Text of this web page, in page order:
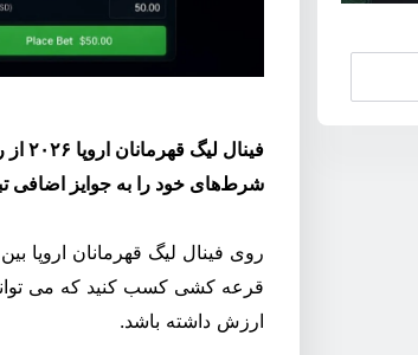
شرط‌های خود را به جوایز اضافی
روی فینال لیگ قهرمانان اروپا
ارزش داشته باشد.